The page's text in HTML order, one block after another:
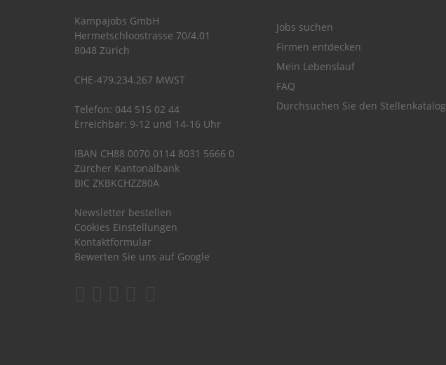
Kampajobs GmbH
Hermetschloostrasse 70/4.01
8048 Zürich
CHE-479.234.267 MWST
Telefon: 044 515 02 44
Erreichbar: 9-12 und 14-16 Uhr
IBAN CH88 0070 0114 8031 5666 0
Zürcher Kantonalbank
BIC ZKBKCHZZ80A
Newsletter bestellen
Cookies Einstellungen
Kontaktformular
Bewerten Sie uns auf Google
Jobs suchen
Firmen entdecken
Mein Lebenslauf
FAQ
Durchsuchen Sie den Stellenkatalog